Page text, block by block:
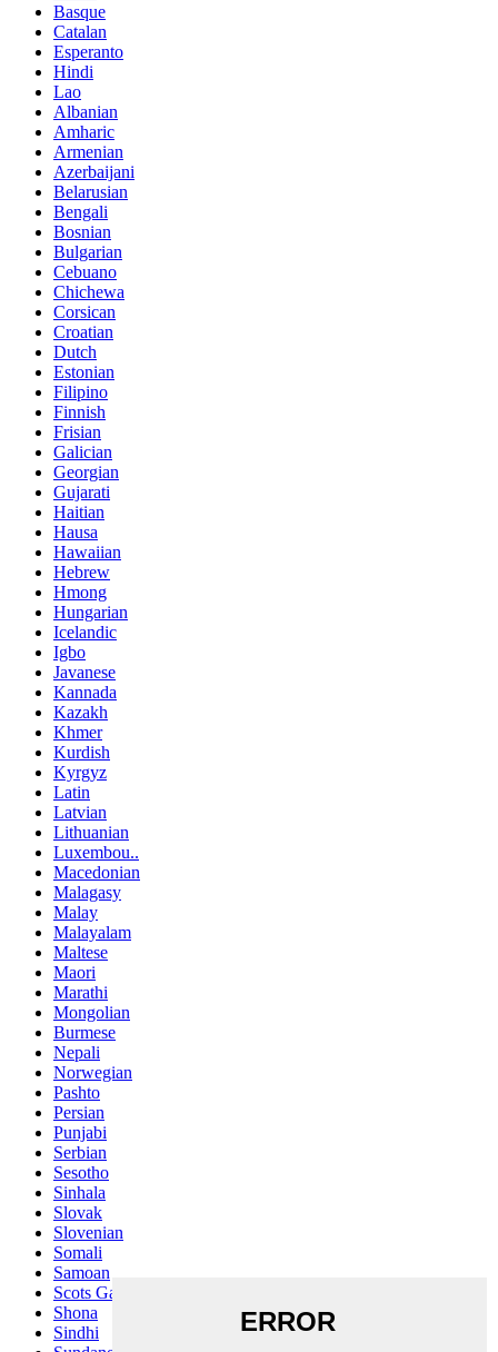
Basque
Catalan
Esperanto
Hindi
Lao
Albanian
Amharic
Armenian
Azerbaijani
Belarusian
Bengali
Bosnian
Bulgarian
Cebuano
Chichewa
Corsican
Croatian
Dutch
Estonian
Filipino
Finnish
Frisian
Galician
Georgian
Gujarati
Haitian
Hausa
Hawaiian
Hebrew
Hmong
Hungarian
Icelandic
Igbo
Javanese
Kannada
Kazakh
Khmer
Kurdish
Kyrgyz
Latin
Latvian
Lithuanian
Luxembou..
Macedonian
Malagasy
Malay
Malayalam
Maltese
Maori
Marathi
Mongolian
Burmese
Nepali
Norwegian
Pashto
Persian
Punjabi
Serbian
Sesotho
Sinhala
Slovak
Slovenian
Somali
Samoan
Scots Gaelic
Shona
Sindhi